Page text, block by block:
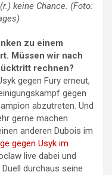
keine Chance. (Foto:
zu einem
Müssen wir nach
rechnen?
gegen Fury erneut,
gegen
abzutreten. Und
gerne machen
anderen Dubois im
gegen Usyk im
live dabei und
durchaus seine